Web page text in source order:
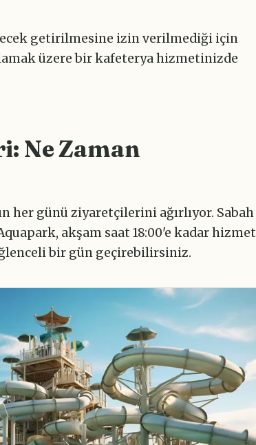
getirilmesine izin verilmediği için
üzere bir kafeterya hizmetinizde
Ne Zaman
her günü ziyaretçilerini ağırlıyor. Sabah
akşam saat 18:00'e kadar hizmet
bir gün geçirebilirsiniz.